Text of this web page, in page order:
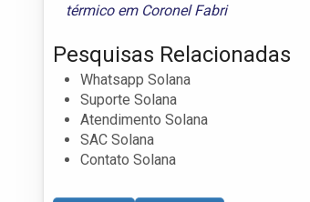
térmico em Coronel Fabri
Pesquisas Relacionadas
Whatsapp Solana
Suporte Solana
Atendimento Solana
SAC Solana
Contato Solana